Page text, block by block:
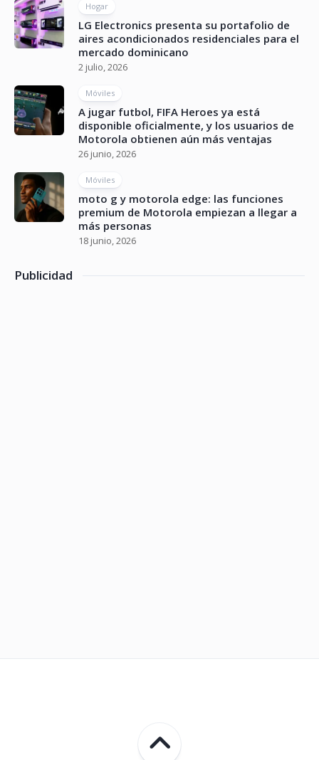
Hogar
LG Electronics presenta su portafolio de
aires acondicionados residenciales para el
mercado dominicano
2 julio, 2026
Móviles
A jugar futbol, FIFA Heroes ya está
disponible oficialmente, y los usuarios de
Motorola obtienen aún más ventajas
26 junio, 2026
Móviles
moto g y motorola edge: las funciones
premium de Motorola empiezan a llegar a
más personas
18 junio, 2026
Publicidad